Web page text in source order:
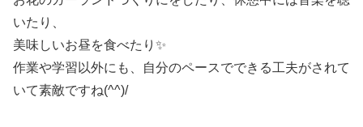
いたり、
美味しいお昼を食べたり✨
作業や学習以外にも、自分のペースでできる工夫がされて
いて素敵ですね(^^)/